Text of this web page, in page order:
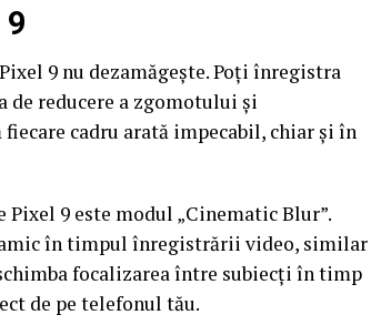
9
9 nu dezamăgește. Poți înregistra
de reducere a zgomotului și
cadru arată impecabil, chiar și în
9 este modul „Cinematic Blur”.
în timpul înregistrării video, similar
focalizarea între subiecți în timp
de pe telefonul tău.